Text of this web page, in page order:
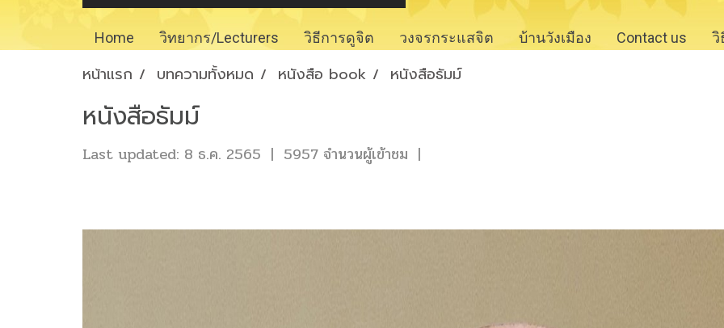
Home วิทยากร/Lecturers วิธีการดูจิต วงจรกระแสจิต บ้านวังเมือง Contact us วิ
หน้าแรก บทความทั้งหมด หนังสือ book หนังสือธัมม์
หนังสือธัมม์
Last updated: 8 ธ.ค. 2565 | 5957 จำนวนผู้เข้าชม |